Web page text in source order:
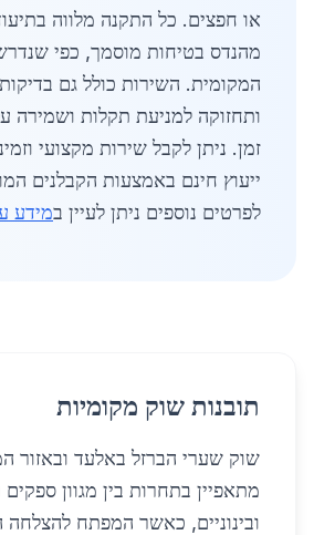
או חפצים. כל התקנה מלווה
מהנדס בטיחות מוסמך, כפי
המקומית. השירות כולל גם
ותחזוקה למניעת תקלות ושמירה
ייעוץ חינם באמצעות הקבלנים
לפרטים נוספים ניתן לעיין במידע
תובנות שוק מקומיות
מתאפיין בתחרות בין מגוון ספקים
ובינוניים, כאשר המפתח להצלחה